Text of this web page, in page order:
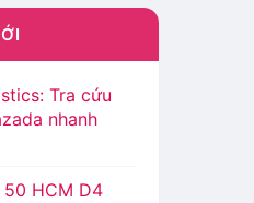
Tra cứu
nhanh
50 HCM D4